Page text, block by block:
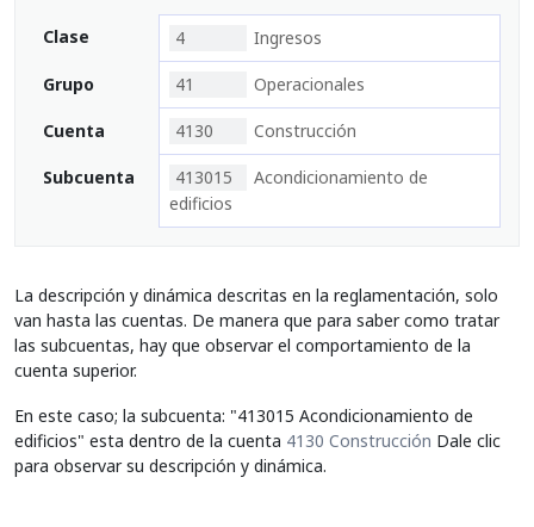
Clase 4 Ingresos
Grupo 41 Operacionales
Cuenta 4130 Construcción
Subcuenta 413015
Acondicionamiento de
edificios
La descripción y dinámica descritas en la reglamentación, solo
van hasta las cuentas. De manera que para saber como tratar
las subcuentas, hay que observar el comportamiento de la
cuenta superior.
En este caso; la subcuenta: "413015 Acondicionamiento de
edificios" esta dentro de la cuenta 4130 Construcción Dale clic
para observar su descripción y dinámica.